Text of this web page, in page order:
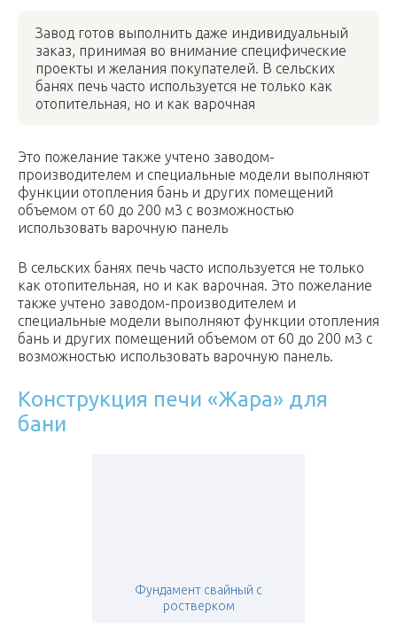
Завод готов выполнить даже индивидуальный
заказ, принимая во внимание специфические
проекты и желания покупателей. В сельских
банях печь часто используется не только как
отопительная, но и как варочная
Это пожелание также учтено заводом-
производителем и специальные модели выполняют
функции отопления бань и других помещений
объемом от 60 до 200 м3 с возможностью
использовать варочную панель
В сельских банях печь часто используется не только
как отопительная, но и как варочная. Это пожелание
также учтено заводом-производителем и
специальные модели выполняют функции отопления
бань и других помещений объемом от 60 до 200 м3 с
возможностью использовать варочную панель.
Конструкция печи «Жара» для
бани
Фундамент свайный с
ростверком